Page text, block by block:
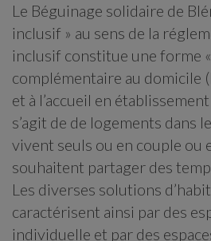
Le Béguinage solidaire de
inclusif » au sens de la
inclusif constitue une forme «
complémentaire au domicile
et à l’accueil en
s’agit de de logements dans
vivent seuls ou en couple ou
souhaitent partager des
Les diverses solutions
caractérisent ainsi par des
individuelle et par des